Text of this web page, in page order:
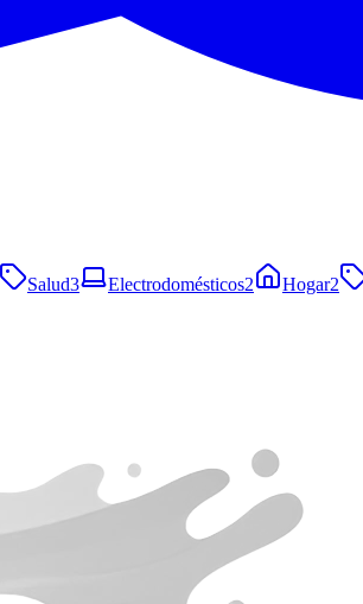
Salud3 Electrodomésticos2 Hogar2